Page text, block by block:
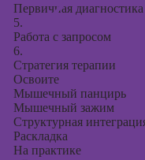
Первичная диагностика
5.
Работа с запросом
6.
Стратегия терапии
Освоите
Мышечный панцирь
Мышечный зажим
Структурная
Раскладка
На практике